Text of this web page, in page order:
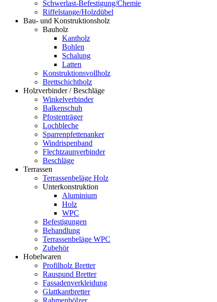
Schwerlast-Befestigung/Chemie
Riffelstange/Holzdübel
Bau- und Konstruktionsholz
Bauholz
Kantholz
Bohlen
Schalung
Latten
Konstruktionsvollholz
Brettschichtholz
Holzverbinder / Beschläge
Winkelverbinder
Balkenschuh
Pfostenträger
Lochbleche
Sparrenpfettenanker
Windrispenband
Flechtzaunverbinder
Beschläge
Terrassen
Terrassenbeläge Holz
Unterkonstruktion
Aluminium
Holz
WPC
Befestigungen
Behandlung
Terrassenbeläge WPC
Zubehör
Hobelwaren
Profilholz Bretter
Rauspund Bretter
Fassadenverkleidung
Glattkantbretter
Rahmenhölzer